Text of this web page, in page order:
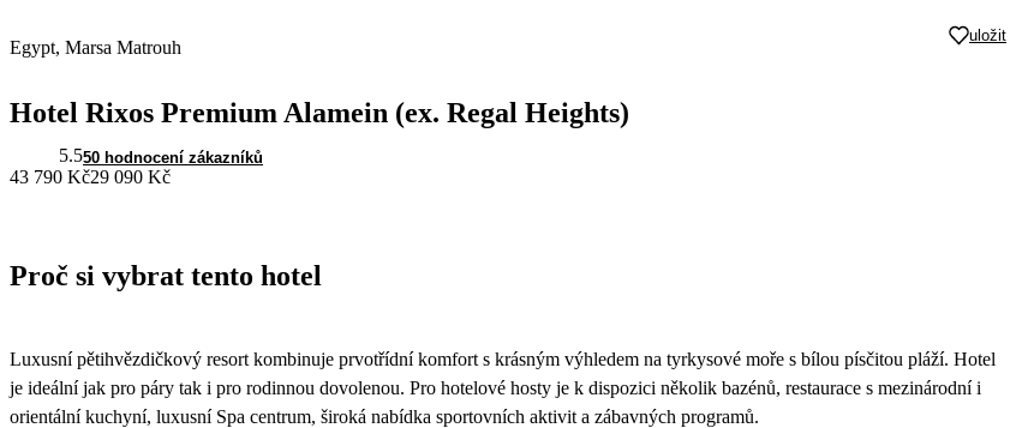
Egypt, Marsa Matrouh
uložit
Hotel Rixos Premium Alamein (ex. Regal Heights)
5.550 hodnocení zákazníků
43 790 Kč29 090 Kč
Proč si vybrat tento hotel
Luxusní pětihvězdičkový resort kombinuje prvotřídní komfort s krásným výhledem na tyrkysové moře s bílou písčitou pláží. Hotel
je ideální jak pro páry tak i pro rodinnou dovolenou. Pro hotelové hosty je k dispozici několik bazénů, restaurace s mezinárodní i
orientální kuchyní, luxusní Spa centrum, široká nabídka sportovních aktivit a zábavných programů.